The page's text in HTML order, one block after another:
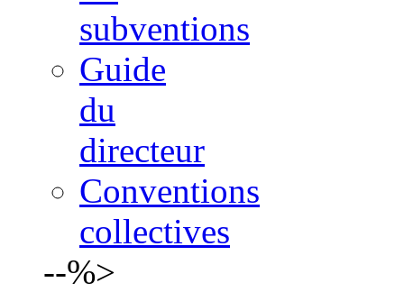
subventions
Guide
du
directeur
Conventions
collectives
--%>